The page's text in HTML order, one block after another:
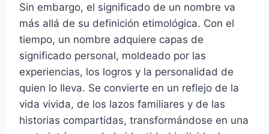
Sin embargo, el significado de un nombre va
más allá de su definición etimológica. Con el
tiempo, un nombre adquiere capas de
significado personal, moldeado por las
experiencias, los logros y la personalidad de
quien lo lleva. Se convierte en un reflejo de la
vida vivida, de los lazos familiares y de las
historias compartidas, transformándose en una